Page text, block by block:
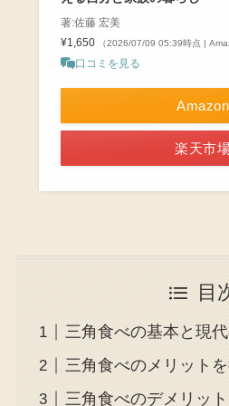
著:佐藤 宏美
¥1,650
（2026/07/09 05:39時点 |
口コミを見る
Amazon
楽天市
目
三角食べの基本と現
三角食べのメリット
三角食べのデメリッ